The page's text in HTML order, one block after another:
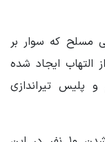
مسلح که سوار بر
التهاب ایجاد شده
پلیس تیراندازی